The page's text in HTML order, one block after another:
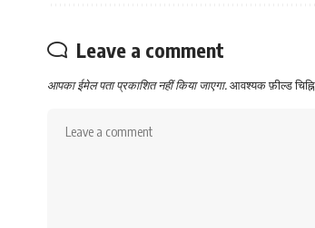
Leave a comment
आपका ईमेल पता प्रकाशित नहीं किया जाएगा.आवश्यक फ़ील्ड